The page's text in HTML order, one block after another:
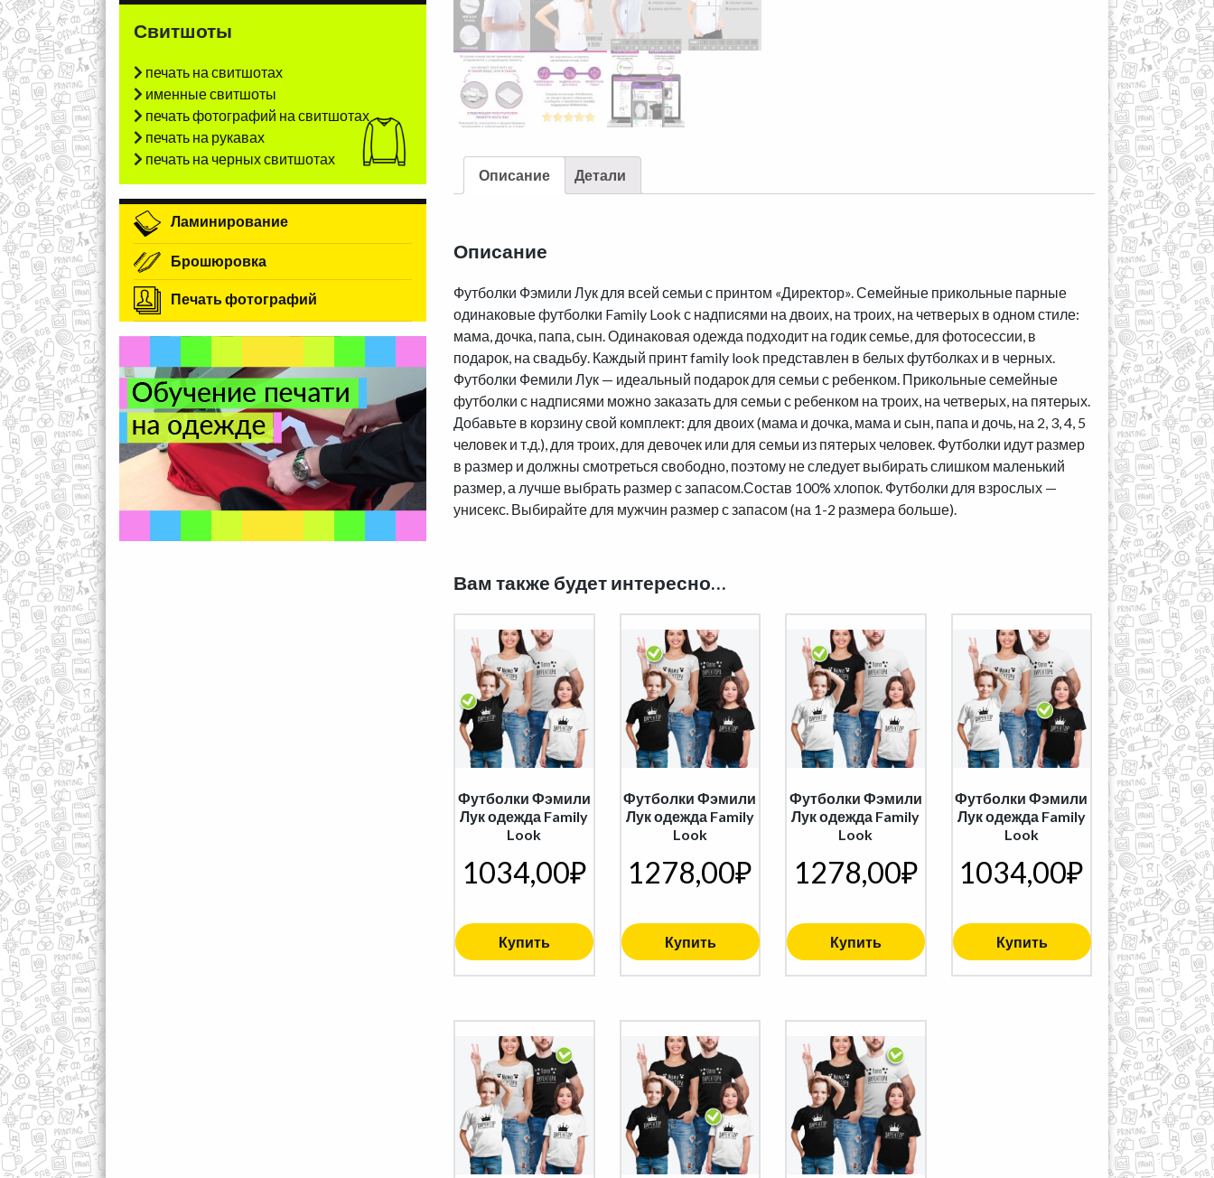
Свитшоты
печать на свитшотах
именные свитшоты
печать фотографий на свитшотах
печать на рукавах
печать на черных свитшотах
Ламинирование
Брошюровка
Печать фотографий
Описание Детали
Описание
Футболки Фэмили Лук для всей семьи с принтом «Директор». Семейные прикольные парные
одинаковые футболки Family Look с надписями на двоих, на троих, на четверых в одном стиле:
мама, дочка, папа, сын. Одинаковая одежда подходит на годик семье, для фотосессии, в
подарок, на свадьбу. Каждый принт family look представлен в белых футболках и в черных.
Футболки Фемили Лук — идеальный подарок для семьи с ребенком. Прикольные семейные
футболки с надписями можно заказать для семьи с ребенком на троих, на четверых, на пятерых.
Добавьте в корзину свой комплект: для двоих (мама и дочка, мама и сын, папа и дочь, на 2, 3, 4, 5
человек и т.д.), для троих, для девочек или для семьи из пятерых человек. Футболки идут размер
в размер и должны смотреться свободно, поэтому не следует выбирать слишком маленький
размер, а лучше выбрать размер с запасом.Состав 100% хлопок. Футболки для взрослых —
унисекс. Выбирайте для мужчин размер с запасом (на 1-2 размера больше).
Вам также будет интересно…
Футболки Фэмили
Лук одежда Family
Look
1034,00₽
Купить
Футболки Фэмили
Лук одежда Family
Look
1278,00₽
Купить
Футболки Фэмили
Лук одежда Family
Look
1278,00₽
Купить
Футболки Фэмили
Лук одежда Family
Look
1034,00₽
Купить